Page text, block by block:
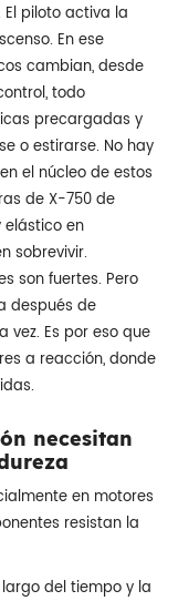
piloto activa la
En ese
cambian, desde
todo
precargadas y
o estirarse. No hay
el núcleo de estos
de X-750 de
en
sobrevivir.
son fuertes. Pero
después de
vez. Es por eso que
a reacción, donde
necesitan
en motores
resistan la
del tiempo y la